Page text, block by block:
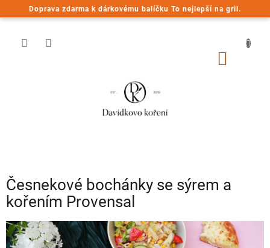
Doprava zdarma k dárkovému balíčku To nejlepší na gril.
na
Česnekové bochánky se sýrem a
kořením Provensal